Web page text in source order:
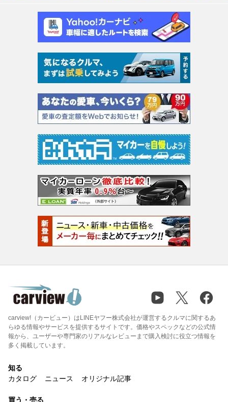
carview!（カービュー）はLINEヤフー株式会社が運営するクルマに関するあ
らゆる情報やサービスを提供するサイトです。価格やスペックなどの公式情
報から、ユーザーや専門家のリアルなレビューまで購入検討に役立つ情報を
多く掲載しています。
知る
カタログ
ニュース オリジナル記事
買う・売る